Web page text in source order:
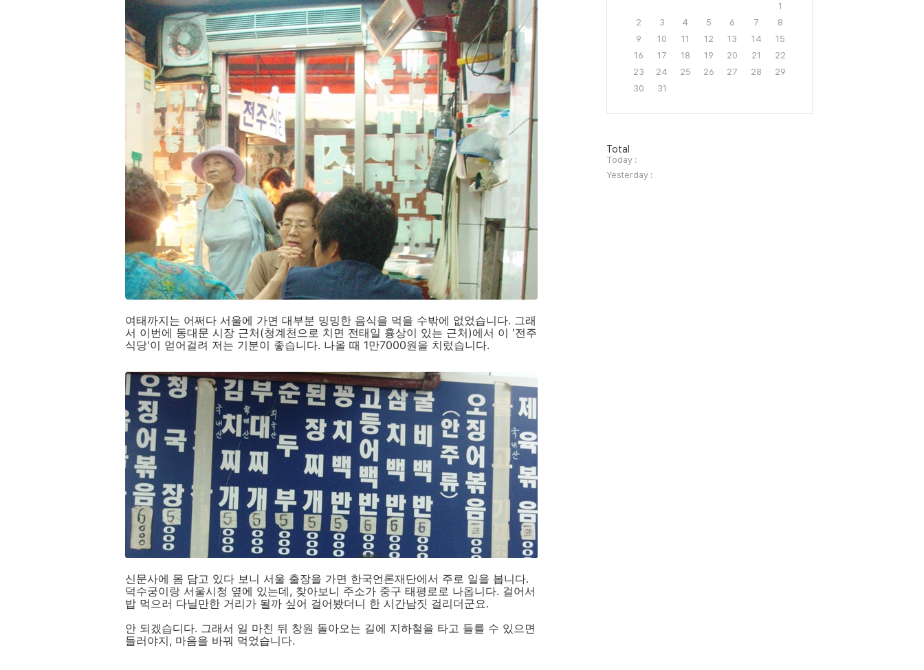
여태까지는 어쩌다 서울에 가면 대부분 밍밍한 음식을 먹을 수밖에 없었습니다. 그래
서 이번에 동대문 시장 근처(청계천으로 치면 전태일 흉상이 있는 근처)에서 이 '전주
식당'이 얻어걸려 저는 기분이 좋습니다. 나올 때 1만7000원을 치렀습니다.
신문사에 몸 담고 있다 보니 서울 출장을 가면 한국언론재단에서 주로 일을 봅니다.
덕수궁이랑 서울시청 옆에 있는데, 찾아보니 주소가 중구 태평로로 나옵니다. 걸어서
밥 먹으러 다닐만한 거리가 될까 싶어 걸어봤더니 한 시간남짓 걸리더군요.
안 되겠습디다. 그래서 일 마친 뒤 창원 돌아오는 길에 지하철을 타고 들를 수 있으면
들러야지, 마음을 바꿔 먹었습니다.
1
2
3 4 5 6 7
8
9
10 11 12 13 14
15
16
17 18 19 20 21
22
23
24 25 26 27 28
29
30
31
방
문
자
수
Total
Today :
Yesterday :